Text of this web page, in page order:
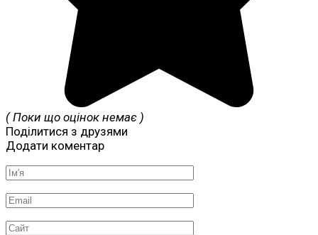
( Поки що оцінок немає )
Поділитися з друзями
Додати коментар
Ім'я
Email
Сайт